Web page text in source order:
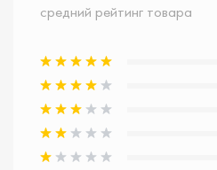
средний рейтинг товара